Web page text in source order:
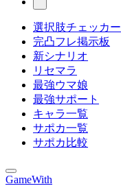
選択肢チェッカー
完凸フレ掲示板
新シナリオ
リセマラ
最強ウマ娘
最強サポート
キャラ一覧
サポカ一覧
サポカ比較
GameWith